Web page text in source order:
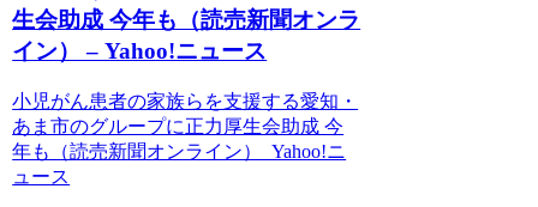
生会助成 今年も（読売新聞オンラ
イン） – Yahoo!ニュース
小児がん患者の家族らを支援する愛知・
あま市のグループに正力厚生会助成 今
年も（読売新聞オンライン） Yahoo!ニ
ュース